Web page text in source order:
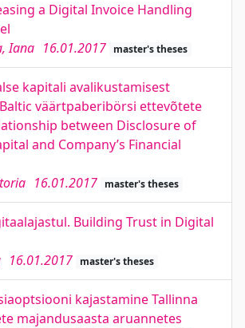
a Digital Invoice Handling
Iana 16.01.2017 master's theses
kapitali avalikustamisest
väärtpaberibörsi ettevõtete
between Disclosure of
and Company’s Financial
16.01.2017 master's theses
Building Trust in Digital
16.01.2017 master's theses
kajastamine Tallinna
majandusaasta aruannetes